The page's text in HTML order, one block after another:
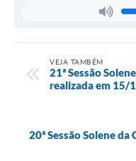
VEJA TAMBÉM
21ª Sessão
realizada em 15/
20ª Sessão Solene